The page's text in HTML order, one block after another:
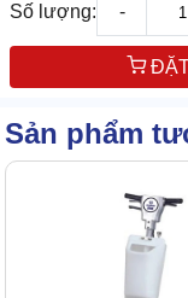
Số lượng: -
Sản phẩm